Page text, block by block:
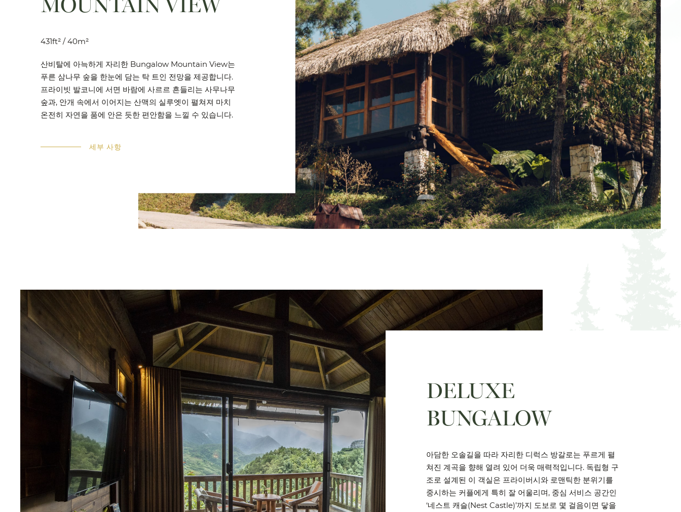
431ft² / 40m²
산비탈에 아늑하게 자리한 Bungalow Mountain View는
푸른 삼나무 숲을 한눈에 담는 탁 트인 전망을 제공합니다.
프라이빗 발코니에 서면 바람에 사르르 흔들리는 사무나무
숲과, 안개 속에서 이어지는 산맥의 실루엣이 펼쳐져 마치
온전히 자연을 품에 안은 듯한 편안함을 느낄 수 있습니다.
세부 사항
DELUXE
BUNGALOW
아담한 오솔길을 따라 자리한 디럭스 방갈로는 푸르게 펼
쳐진 계곡을 향해 열려 있어 더욱 매력적입니다. 독립형 구
조로 설계된 이 객실은 프라이버시와 로맨틱한 분위기를
중시하는 커플에게 특히 잘 어울리며, 중심 서비스 공간인
‘네스트 캐슬(Nest Castle)’까지 도보로 몇 걸음이면 닿을